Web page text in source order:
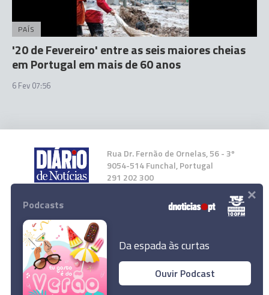
Marítimo com três alterações no onze inicial
PAÍS
'20 de Fevereiro' entre as seis maiores cheias
em Portugal em mais de 60 anos
6 Fev 07:56
Rua Dr. Fernão de Ornelas, 56 - 3º
9054-514 Funchal, Portugal
291 202 300
Instale a nossa App
© 2026 Empresa Diário de Notícias, Lda.
Podcasts
Da espada às curtas
Ouvir Podcast
×